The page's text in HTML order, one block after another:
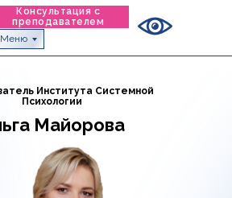
Консультация с
преподавателем
Меню
Майорова
Института Системной
Психологии